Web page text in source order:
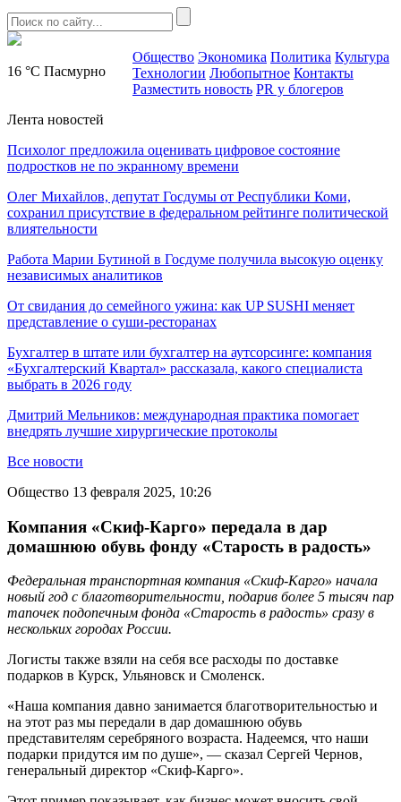
16 °C Пасмурно
Общество Экономика Политика Культура
Технологии Любопытное Контакты
Разместить новость PR у блогеров
Лента новостей
Психолог предложила оценивать цифровое состояние
подростков не по экранному времени
Олег Михайлов, депутат Госдумы от Республики Коми,
сохранил присутствие в федеральном рейтинге политической
влиятельности
Работа Марии Бутиной в Госдуме получила высокую оценку
независимых аналитиков
От свидания до семейного ужина: как UP SUSHI меняет
представление о суши-ресторанах
Бухгалтер в штате или бухгалтер на аутсорсинге: компания
«Бухгалтерский Квартал» рассказала, какого специалиста
выбрать в 2026 году
Дмитрий Мельников: международная практика помогает
внедрять лучшие хирургические протоколы
Все новости
Общество 13 февраля 2025, 10:26
Компания «Скиф-Карго» передала в дар
домашнюю обувь фонду «Старость в радость»
Федеральная транспортная компания «Скиф-Карго» начала
новый год с благотворительности, подарив более 5 тысяч пар
тапочек подопечным фонда «Старость в радость» сразу в
нескольких городах России.
Логисты также взяли на себя все расходы по доставке
подарков в Курск, Ульяновск и Смоленск.
«Наша компания давно занимается благотворительностью и
на этот раз мы передали в дар домашнюю обувь
представителям серебряного возраста. Надеемся, что наши
подарки придутся им по душе», — сказал Сергей Чернов,
генеральный директор «Скиф-Карго».